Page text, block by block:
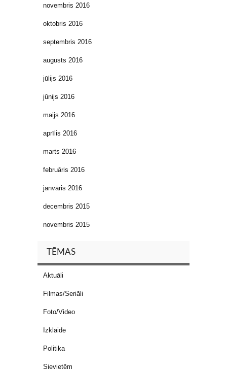
novembris 2016
oktobris 2016
septembris 2016
augusts 2016
jūlijs 2016
jūnijs 2016
maijs 2016
aprīlis 2016
marts 2016
februāris 2016
janvāris 2016
decembris 2015
novembris 2015
TĒMAS
Aktuāli
Filmas/Seriāli
Foto/Video
Izklaide
Politika
Sievietēm